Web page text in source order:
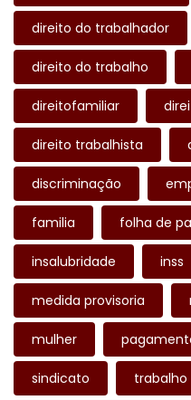
direito do trabalhador
direito do trabalho
direitofamiliar
direito trabalhista
discriminação
familia folha de
insalubridade inss
medida provisoria
mulher
sindicato trabalho